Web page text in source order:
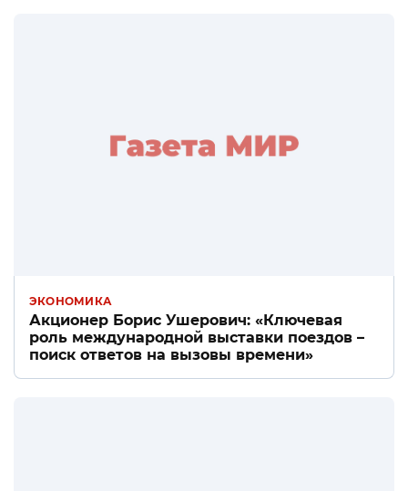
ЭКОНОМИКА
Акционер Борис Ушерович: «Ключевая
роль международной выставки поездов –
поиск ответов на вызовы времени»